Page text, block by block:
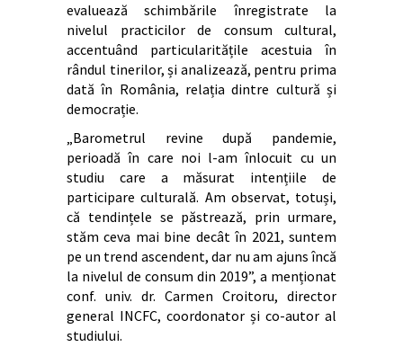
evaluează schimbările înregistrate la
nivelul practicilor de consum cultural,
accentuând particularitățile acestuia în
rândul tinerilor, și analizează, pentru prima
dată în România, relația dintre cultură și
democrație.
„Barometrul revine după pandemie,
perioadă în care noi l-am înlocuit cu un
studiu care a măsurat intențiile de
participare culturală. Am observat, totuși,
că tendințele se păstrează, prin urmare,
stăm ceva mai bine decât în 2021, suntem
pe un trend ascendent, dar nu am ajuns încă
la nivelul de consum din 2019”, a menționat
conf. univ. dr. Carmen Croitoru, director
general INCFC, coordonator și co-autor al
studiului.